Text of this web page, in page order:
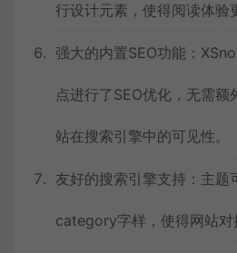
行设计元素，使得阅读体验
强大的内置SEO功能：
点进行了SEO优化，无需额
站在搜索引擎中的可见性。
友好的搜索引擎支持：主题
category字样，使得网站对